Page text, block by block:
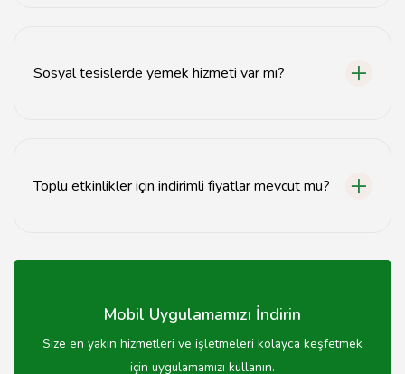
Sosyal tesislerde yemek hizmeti var mı?
Toplu etkinlikler için indirimli fiyatlar mevcut mu?
sunulmaktadır.
Mobil Uygulamamızı İndirin
Size en yakın hizmetleri ve işletmeleri kolayca keşfetmek
için uygulamamızı kullanın.